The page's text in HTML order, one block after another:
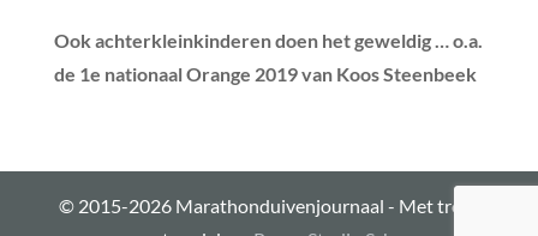
Ook achterkleinkinderen doen het geweldig … o.a.
de 1e nationaal Orange 2019 van Koos Steenbeek
© 2015-2026 Marathonduivenjournaal - Met trots